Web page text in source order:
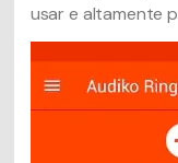
usar e altamente